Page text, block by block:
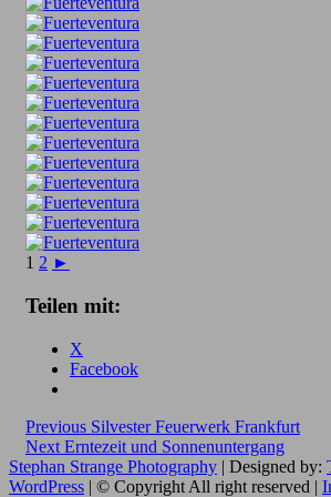
1 2 ►
Teilen mit:
X
Facebook
Beitragsnavigation
Previous Previous
post:
Silvester Feuerwerk Frankfurt
Next Next
post:
Erntezeit und Sonnenuntergang
Stephan Strange Photography | Designed by:
WordPress | © Copyright All right reserved |